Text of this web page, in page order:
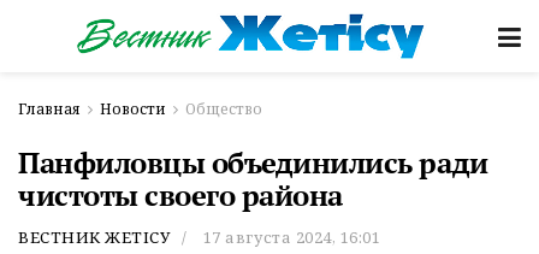
Главная Новости Общество
Панфиловцы объединились ради
чистоты своего района
ВЕСТНИК ЖЕТІСУ 17 августа 2024, 16:01